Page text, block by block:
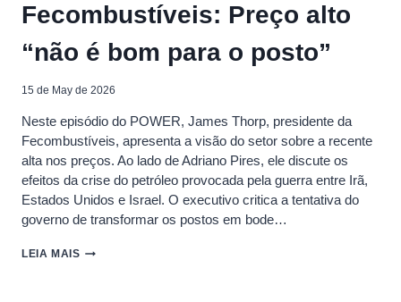
AUMENTO
DA
MISTURA
DE
NA
DIZ
MINISTRO
Fecombustíveis: Preço alto
“não é bom para o posto”
15 de May de 2026
Neste episódio do POWER, James Thorp, presidente da
Fecombustíveis, apresenta a visão do setor sobre a recente
alta nos preços. Ao lado de Adriano Pires, ele discute os
efeitos da crise do petróleo provocada pela guerra entre Irã,
Estados Unidos e Israel. O executivo critica a tentativa do
governo de transformar os postos em bode…
LEIA MAIS JAMES